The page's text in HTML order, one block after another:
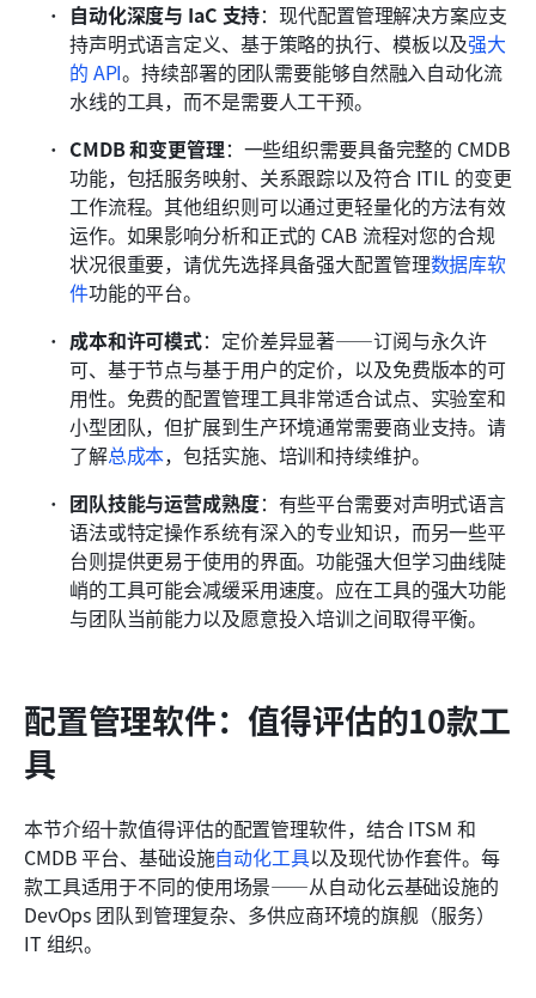
自动化深度与 IaC 支持：现代配置管理解决方案应支
持声明式语言定义、基于策略的执行、模板以及强大
的 API。持续部署的团队需要能够自然融入自动化流
水线的工具，而不是需要人工干预。
CMDB 和变更管理：一些组织需要具备完整的 CMDB
功能，包括服务映射、关系跟踪以及符合 ITIL 的变更
工作流程。其他组织则可以通过更轻量化的方法有效
运作。如果影响分析和正式的 CAB 流程对您的合规
状况很重要，请优先选择具备强大配置管理数据库软
件功能的平台。
成本和许可模式：定价差异显著——订阅与永久许
可、基于节点与基于用户的定价，以及免费版本的可
用性。免费的配置管理工具非常适合试点、实验室和
小型团队，但扩展到生产环境通常需要商业支持。请
了解总成本，包括实施、培训和持续维护。
团队技能与运营成熟度：有些平台需要对声明式语言
语法或特定操作系统有深入的专业知识，而另一些平
台则提供更易于使用的界面。功能强大但学习曲线陡
峭的工具可能会减缓采用速度。应在工具的强大功能
与团队当前能力以及愿意投入培训之间取得平衡。
配置管理软件：值得评估的10款工
具
本节介绍十款值得评估的配置管理软件，结合 ITSM 和
CMDB 平台、基础设施自动化工具以及现代协作套件。每
款工具适用于不同的使用场景——从自动化云基础设施的
DevOps 团队到管理复杂、多供应商环境的旗舰（服务）
IT 组织。